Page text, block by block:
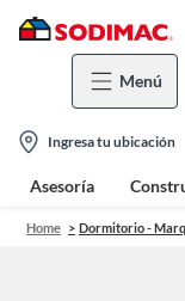
Menú
location-
icon
Ingresa tu ubicación
Asesoría
Home Dormitorio -